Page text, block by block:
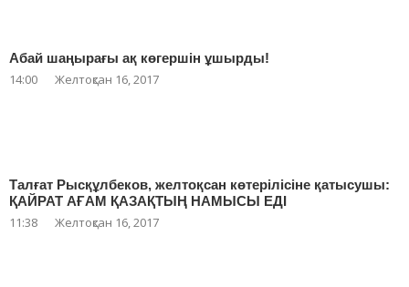
Абай шаңырағы ақ көгершін ұшырды!
14:00 Желтоқсан 16, 2017
Талғат Рысқұлбеков, желтоқсан көтерілісіне қатысушы:
ҚАЙРАТ АҒАМ ҚАЗАҚТЫҢ НАМЫСЫ ЕДІ
11:38 Желтоқсан 16, 2017